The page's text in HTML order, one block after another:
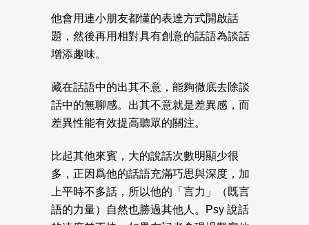
他會用連小朋友都懂的表達方式開啟話
題，然後再用相對具有創意的話語為談話
增添趣味。
藏在話語中的出其不意，能夠徹底去除談
話中的無聊感。出其不意就是差異感，而
差異性能有效提高聽眾的關注。
比起其他來賓，大的說話次數明顯少很
多，正因爲他的話語充滿巧思與深度，加
上平時不多話，所以他的「言力」（既言
語的力量）自然也勝過其他人。Psy 說話